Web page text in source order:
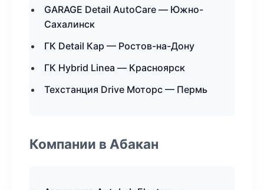
GARAGE Detail AutoCare — Южно-
Сахалинск
ГК Detail Кар — Ростов-на-Дону
ГК Hybrid Linea — Красноярск
Техстанция Drive Моторс — Пермь
Компании в Абакан